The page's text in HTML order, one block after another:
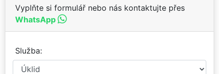
Vyplňte si formulář nebo nás kontaktujte přes
WhatsApp
Služba